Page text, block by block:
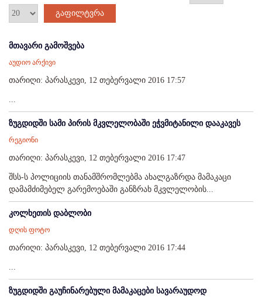
გაფილტვრა
მთავარი გამოშვება
აუდიო არქივი
თარიღი: პარასკევი, 12 თებერვალი 2016 17:57
...
ზუგდიდში სამი პირის მკვლელობაში ეჭვმიტანილი დააკავეს
რეგიონი
თარიღი: პარასკევი, 12 თებერვალი 2016 17:47
შსს-ს პოლიციის თანამშრომლებმა ახალგაზრდა მამაკაცი
დამამძიმებელ გარემოებაში განზრახ მკვლელობის...
კოლხეთის დაბლობი
დღის ფოტო
თარიღი: პარასკევი, 12 თებერვალი 2016 17:44
...
ზუგდიდში გაუჩინარებული მამაკაცები სავარაუდოდ